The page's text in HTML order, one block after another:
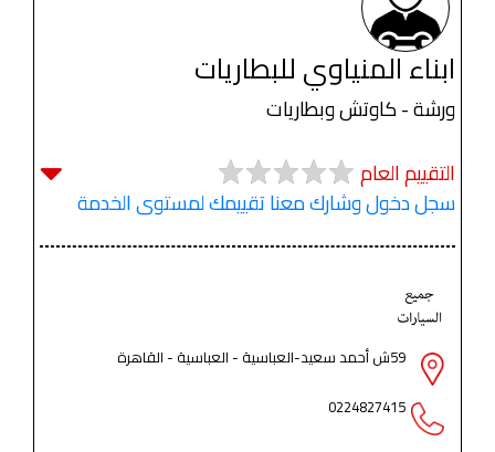
ابناء المنياوي للبطاريات
ورشة - كاوتش وبطاريات
التقييم العام
سجل دخول وشارك معنا تقييمك لمستوى الخدمة
59ش أحمد سعيد-العباسية - العباسية - القاهرة
0224827415